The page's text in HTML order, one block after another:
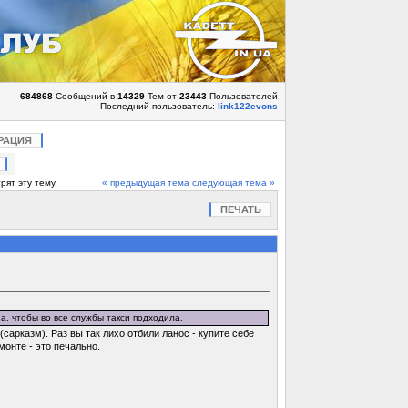
684868Сообщений в 14329Тем от 23443Пользователей
Последний пользователь: link122evons
эту тему. « предыдущая тема следующая тема »
ПЕЧАТЬ
во все службы такси подходила.
Раз вы так лихо отбили ланос - купите себе
- это печально.